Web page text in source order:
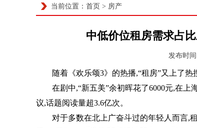
当前位置： 首页 > 房产
中低价位租房需求占
发布时
随着《欢乐颂3》的热播,“租房”又上了热
在剧中,“新五美”余初晖花了6000元,在
议,话题阅读量超3.6亿次。
对于多数在北上广奋斗过的年轻人而言,